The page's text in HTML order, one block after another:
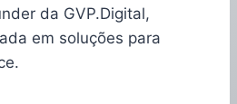
da GVP.Digital,
em soluções para